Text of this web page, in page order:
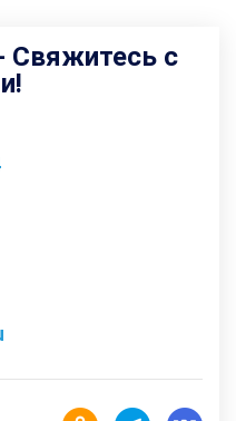
Свяжитесь с